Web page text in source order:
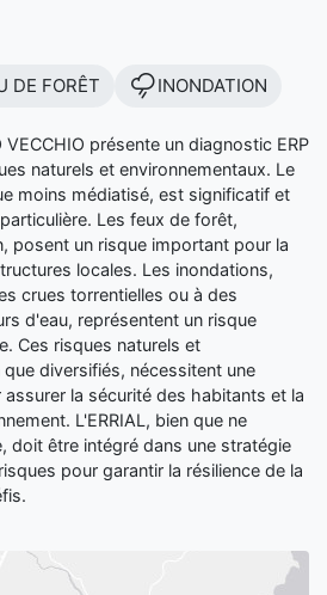
DE FORÊT INONDATION
VECCHIO présente un diagnostic ERP
naturels et environnementaux. Le
moins médiatisé, est significatif et
Les feux de forêt,
posent un risque important pour la
locales. Les inondations,
crues torrentielles ou à des
d'eau, représentent un risque
Ces risques naturels et
diversifiés, nécessitent une
la sécurité des habitants et la
L'ERRIAL, bien que ne
doit être intégré dans une stratégie
pour garantir la résilience de la